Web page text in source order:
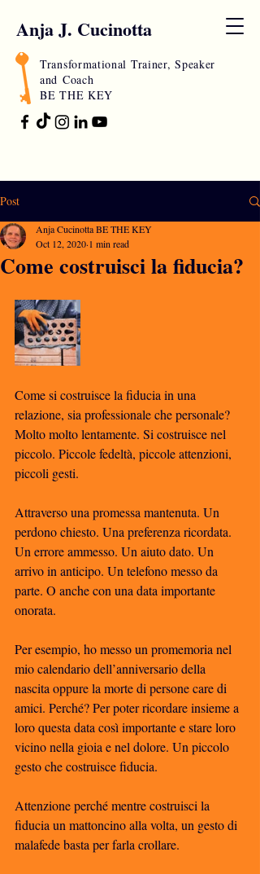
Anja J. Cucinotta
Transformational Trainer, Speaker
and Coach
BE THE KEY
Post
Come costruisci la fiducia?
Anja Cucinotta BE THE KEY
Oct 12, 2020 1 min read
Come si costruisce la fiducia in una
relazione, sia professionale che personale?
Molto molto lentamente. Si costruisce nel
piccolo. Piccole fedeltà, piccole attenzioni,
piccoli gesti.
Attraverso una promessa mantenuta. Un
perdono chiesto. Una preferenza ricordata.
Un errore ammesso. Un aiuto dato. Un
arrivo in anticipo. Un telefono messo da
parte. O anche con una data importante
onorata.
Per esempio, ho messo un promemoria nel
mio calendario dell’anniversario della
nascita oppure la morte di persone care di
amici. Perché? Per poter ricordare insieme a
loro questa data così importante e stare loro
vicino nella gioia e nel dolore. Un piccolo
gesto che costruisce fiducia.
Attenzione perché mentre costruisci la
fiducia un mattoncino alla volta, un gesto di
malafede basta per farla crollare.